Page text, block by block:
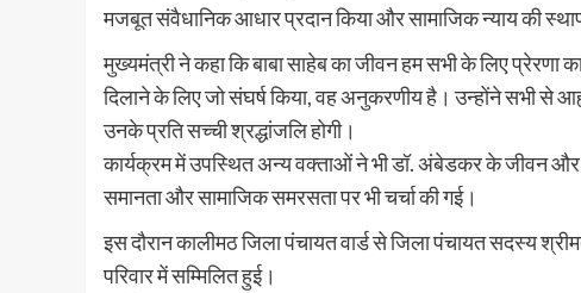
मजबूत संवैधानिक आधार प्रदान किया और सामाजिक न्याय की
मुख्यमंत्री ने कहा कि बाबा साहेब का जीवन हम सभी के लिए
दिलाने के लिए जो संघर्ष किया, वह अनुकरणीय है। उन्होंने सभी से
उनके प्रति सच्ची श्रद्धांजलि होगी।
कार्यक्रम में उपस्थित अन्य वक्ताओं ने भी डॉ. अंबेडकर के जीवन और
समानता और सामाजिक समरसता पर भी चर्चा की गई।
इस दौरान कालीमठ जिला पंचायत वार्ड से जिला पंचायत सदस्य
परिवार में सम्मिलित हुई।